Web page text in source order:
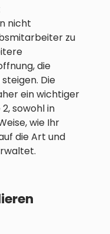
nicht
zu
die
Die
ein wichtiger
sowohl in
wie Ihr
die Art und